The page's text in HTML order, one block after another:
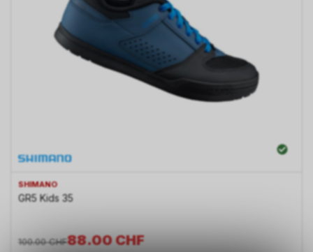
SHIMANO
GR5 Kids 35
88.00CHF
100.00 CHF